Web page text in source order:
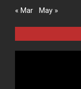
« Mar May »